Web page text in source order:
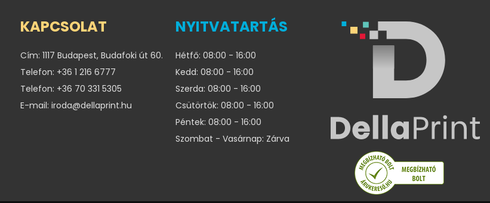
KAPCSOLAT
Cím: 1117 Budapest, Budafoki út 60.
Telefon: +36 1 216 6777
Telefon: +36 70 331 5305
E-mail: iroda@dellaprint.hu
NYITVATARTÁS
Hétfő: 08:00 - 16:00
Kedd: 08:00 - 16:00
Szerda: 08:00 - 16:00
Csütörtök: 08:00 - 16:00
Péntek: 08:00 - 16:00
Szombat - Vasárnap: Zárva